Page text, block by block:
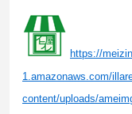
https://
1.amazonaws.com/
content/uploads/